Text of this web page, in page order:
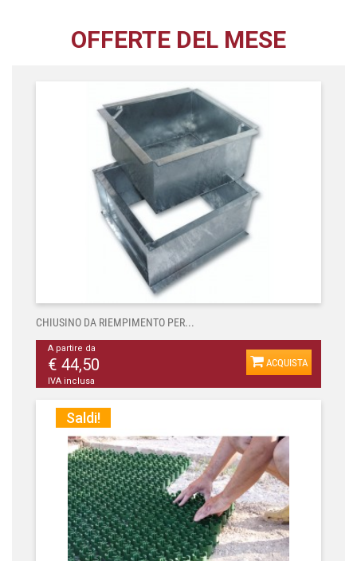
OFFERTE DEL MESE
CHIUSINO DA RIEMPIMENTO PER...
A partire da
€ 44,50
IVA inclusa
ACQUISTA
Saldi!